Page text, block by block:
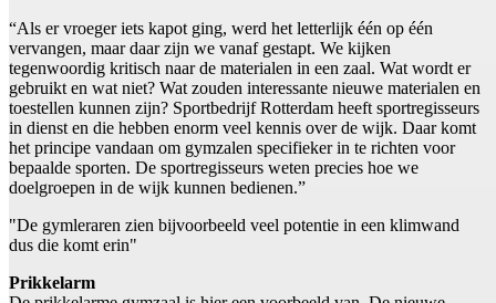
“Als er vroeger iets kapot ging, werd het letterlijk één op één
vervangen, maar daar zijn we vanaf gestapt. We kijken
tegenwoordig kritisch naar de materialen in een zaal. Wat wordt er
gebruikt en wat niet? Wat zouden interessante nieuwe materialen en
toestellen kunnen zijn? Sportbedrijf Rotterdam heeft sportregisseurs
in dienst en die hebben enorm veel kennis over de wijk. Daar komt
het principe vandaan om gymzalen specifieker in te richten voor
bepaalde sporten. De sportregisseurs weten precies hoe we
doelgroepen in de wijk kunnen bedienen.”
"De gymleraren zien bijvoorbeeld veel potentie in een klimwand
dus die komt erin"
Prikkelarm